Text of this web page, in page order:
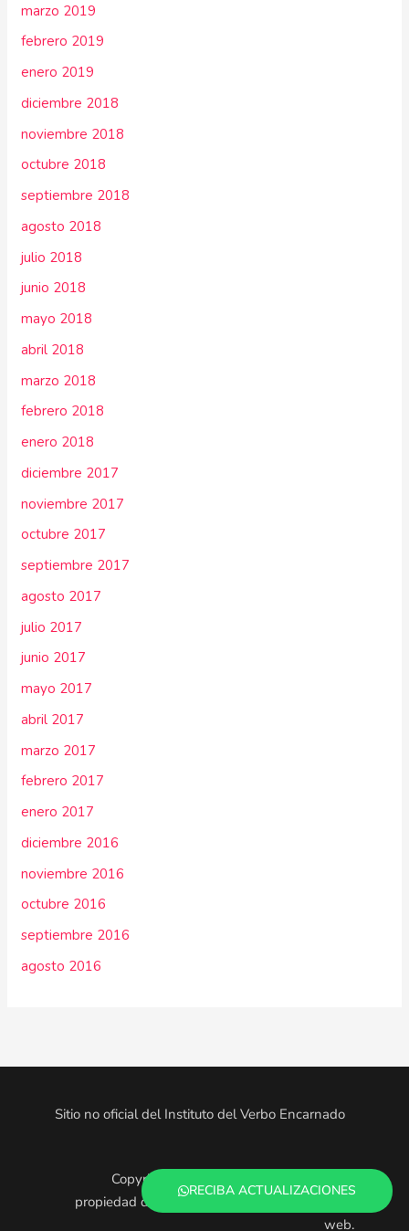
marzo 2019
febrero 2019
enero 2019
diciembre 2018
noviembre 2018
octubre 2018
septiembre 2018
agosto 2018
julio 2018
junio 2018
mayo 2018
abril 2018
marzo 2018
febrero 2018
enero 2018
diciembre 2017
noviembre 2017
octubre 2017
septiembre 2017
agosto 2017
julio 2017
junio 2017
mayo 2017
abril 2017
marzo 2017
febrero 2017
enero 2017
diciembre 2016
noviembre 2016
octubre 2016
septiembre 2016
agosto 2016
RECIBA ACTUALIZACIONES
Sitio no oficial del Instituto del Verbo Encarnado
Copyright © 2025. Todo el contenido es
propiedad de los administradores de este sitio
web.